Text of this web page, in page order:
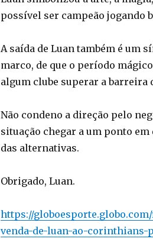
possível ser campeão jogando
A saída de Luan também é um
marco, de que o período
algum clube superar a barreira
Não condeno a direção pelo
situação chegar a um ponto
das alternativas.
Obrigado, Luan.
https://
venda-de-luan-ao-corinthians-